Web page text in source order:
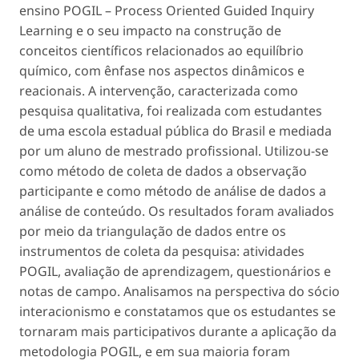
ensino POGIL – Process Oriented Guided Inquiry
Learning e o seu impacto na construção de
conceitos científicos relacionados ao equilíbrio
químico, com ênfase nos aspectos dinâmicos e
reacionais. A intervenção, caracterizada como
pesquisa qualitativa, foi realizada com estudantes
de uma escola estadual pública do Brasil e mediada
por um aluno de mestrado profissional. Utilizou-se
como método de coleta de dados a observação
participante e como método de análise de dados a
análise de conteúdo. Os resultados foram avaliados
por meio da triangulação de dados entre os
instrumentos de coleta da pesquisa: atividades
POGIL, avaliação de aprendizagem, questionários e
notas de campo. Analisamos na perspectiva do sócio
interacionismo e constatamos que os estudantes se
tornaram mais participativos durante a aplicação da
metodologia POGIL, e em sua maioria foram